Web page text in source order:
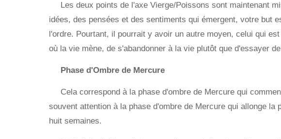
Les deux points de l'axe Vierge/Poissons sont maintenant
idées, des pensées et des sentiments qui émergent, votre but
l'ordre. Pourtant, il pourrait y avoir un autre moyen, celui qui
où la vie mène, de s'abandonner à la vie plutôt que d'essayer
Phase d'Ombre de Mercure
Cela correspond à la phase d'ombre de Mercure qui
souvent attention à la phase d'ombre de Mercure qui allonge
huit semaines.